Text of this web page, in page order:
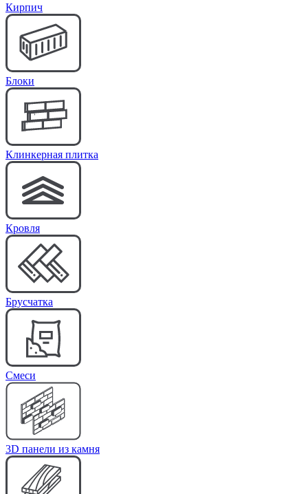
Кирпич
Блоки
Клинкерная плитка
Кровля
Брусчатка
Cмеси
3D панели из камня